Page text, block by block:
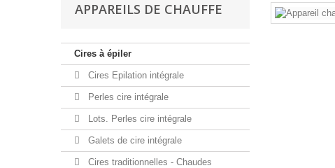
APPAREILS DE CHAUFFE
Cires à épiler
Cires Epilation intégrale
Perles cire intégrale
Lots. Perles cire intégrale
Galets de cire intégrale
Cires traditionnelles - Chaudes